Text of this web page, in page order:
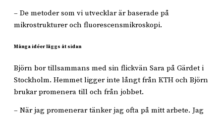
– De metoder som vi utvecklar är baserade på
mikrostrukturer och fluorescensmikroskopi.
Många idéer läggs åt sidan
Björn bor tillsammans med sin flickvän Sara på Gärdet i
Stockholm. Hemmet ligger inte långt från KTH och Björn
brukar promenera till och från jobbet.
– När jag promenerar tänker jag ofta på mitt arbete. Jag